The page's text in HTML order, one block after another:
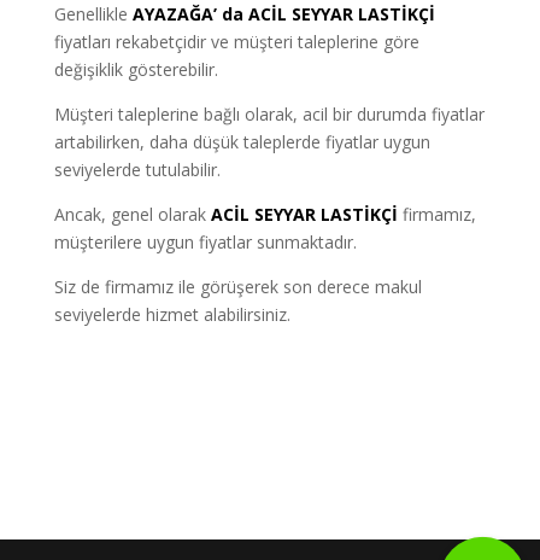
Genellikle AYAZAĞA’ da ACİL SEYYAR LASTİKÇİ
fiyatları rekabetçidir ve müşteri taleplerine göre
değişiklik gösterebilir.
Müşteri taleplerine bağlı olarak, acil bir durumda fiyatlar
artabilirken, daha düşük taleplerde fiyatlar uygun
seviyelerde tutulabilir.
Ancak, genel olarak ACİL SEYYAR LASTİKÇİ firmamız,
müşterilere uygun fiyatlar sunmaktadır.
Siz de firmamız ile görüşerek son derece makul
seviyelerde hizmet alabilirsiniz.